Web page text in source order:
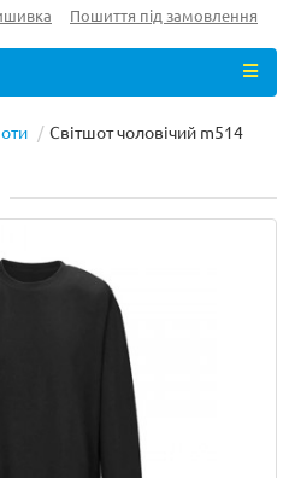
Пошиття під замовлення
Світшот чоловічий m514